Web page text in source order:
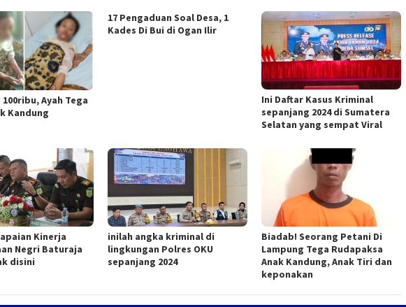
Ayah Tega
Kandung
17 Pengaduan Soal Desa, 1
Kades Di Bui di Ogan Ilir
Ini Daftar Kasus Kriminal
sepanjang 2024 di Sumatera
Selatan yang sempat Viral
Kinerja
Negri Baturaja
disini
inilah angka kriminal di
lingkungan Polres OKU
sepanjang 2024
Biadab! Seorang Petani Di
Lampung Tega Rudapaksa
Anak Kandung, Anak Tiri dan
keponakan